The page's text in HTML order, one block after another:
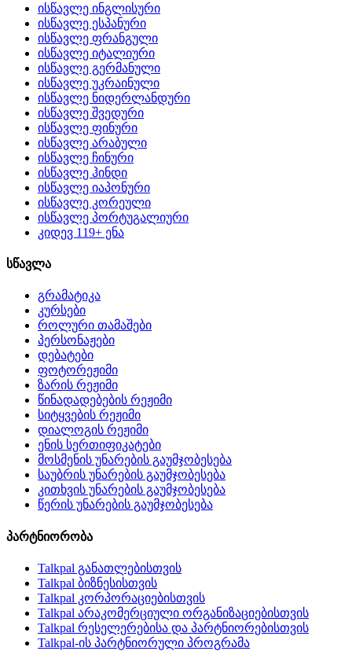
ისწავლე ინგლისური
ისწავლე ესპანური
ისწავლე ფრანგული
ისწავლე იტალიური
ისწავლე გერმანული
ისწავლე უკრაინული
ისწავლე ნიდერლანდური
ისწავლე შვედური
ისწავლე ფინური
ისწავლე არაბული
ისწავლე ჩინური
ისწავლე ჰინდი
ისწავლე იაპონური
ისწავლე კორეული
ისწავლე პორტუგალიური
კიდევ 119+ ენა
სწავლა
გრამატიკა
კურსები
როლური თამაშები
პერსონაჟები
დებატები
ფოტორეჟიმი
ზარის რეჟიმი
წინადადებების რეჟიმი
სიტყვების რეჟიმი
დიალოგის რეჟიმი
ენის სერთიფიკატები
მოსმენის უნარების გაუმჯობესება
საუბრის უნარების გაუმჯობესება
კითხვის უნარების გაუმჯობესება
წერის უნარების გაუმჯობესება
პარტნიორობა
Talkpal განათლებისთვის
Talkpal ბიზნესისთვის
Talkpal კორპორაციებისთვის
Talkpal არაკომერციული ორგანიზაციებისთვის
Talkpal რესელერებისა და პარტნიორებისთვის
Talkpal-ის პარტნიორული პროგრამა